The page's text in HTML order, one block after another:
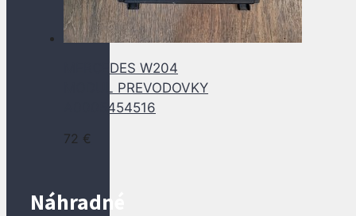
MERCEDES W204
MODUL PREVODOVKY
A0005454516
72 €
Náhradné